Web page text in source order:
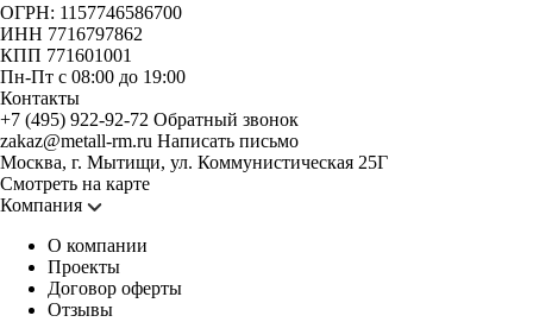
ОГРН: 1157746586700
ИНН 7716797862
КПП 771601001
Пн-Пт с 08:00 до 19:00
Контакты
+7 (495) 922-92-72 Обратный звонок
zakaz@metall-rm.ru Написать письмо
Москва, г. Мытищи, ул. Коммунистическая 25Г
Смотреть на карте
Компания
О компании
Проекты
Договор оферты
Отзывы